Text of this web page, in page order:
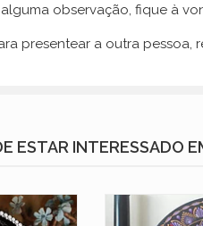
observação, fique à
presentear a outra
ESTAR INTERESSADO